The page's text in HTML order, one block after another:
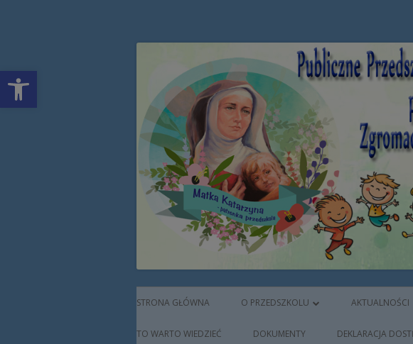
Open toolbar
Publiczne Przedszkole z
Augustianek
Menu
główne
STRONA GŁÓWNA O PRZEDSZKOLU
HISTORIA
AKTUALNOŚCI
TO WARTO WIEDZIEĆ DOKUMENTY DEKLARACJA